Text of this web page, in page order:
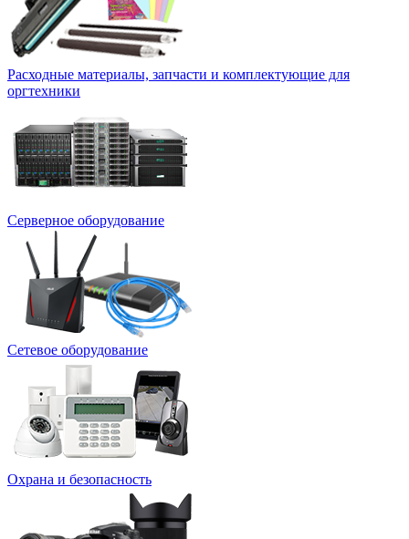
Расходные материалы, запчасти и комплектующие для
оргтехники
Серверное оборудование
Сетевое оборудование
Охрана и безопасность